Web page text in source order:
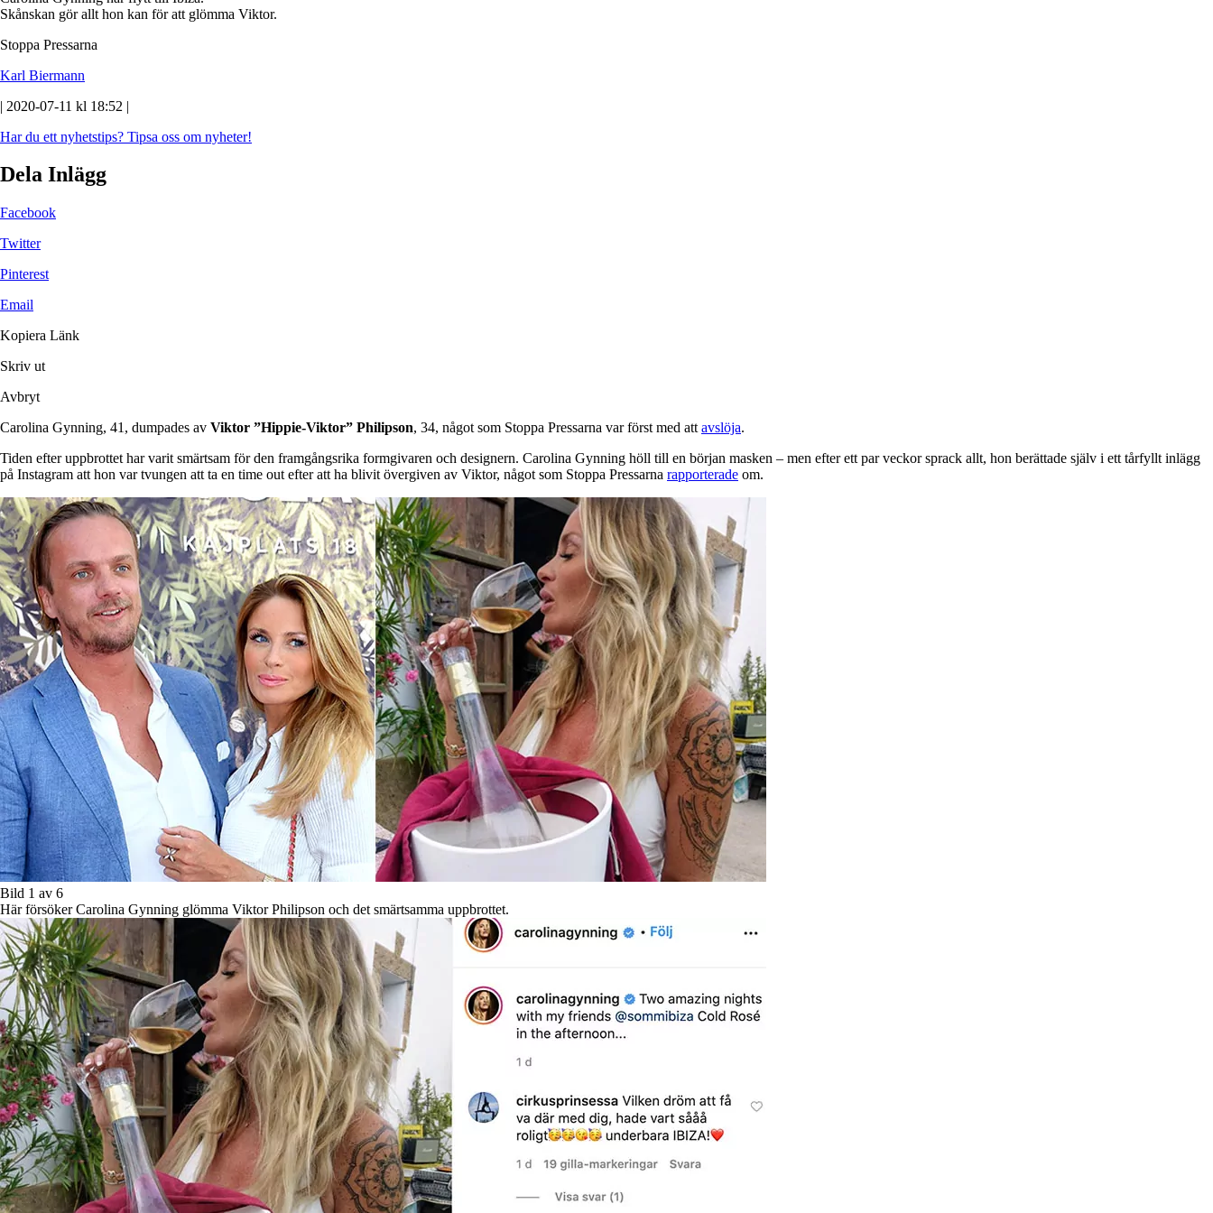
Skånskan gör allt hon kan för att glömma Viktor.
Stoppa Pressarna
Karl Biermann
| 2020-07-11 kl 18:52 |
Har du ett nyhetstips? Tipsa oss om nyheter!
Dela Inlägg
Facebook
Twitter
Pinterest
Email
Kopiera Länk
Skriv ut
Avbryt
Carolina Gynning, 41, dumpades av Viktor ”Hippie-Viktor” Philipson, 34, något som Stoppa Pressarna var först med att avslöja.
Tiden efter uppbrottet har varit smärtsam för den framgångsrika formgivaren och designern. Carolina Gynning höll till en början masken – men efter ett par veckor sprack allt, hon berättade själv i ett tårfyllt inlägg
på Instagram att hon var tvungen att ta en time out efter att ha blivit övergiven av Viktor, något som Stoppa Pressarna rapporterade om.
Bild 1 av 6
Här försöker Carolina Gynning glömma Viktor Philipson och det smärtsamma uppbrottet.